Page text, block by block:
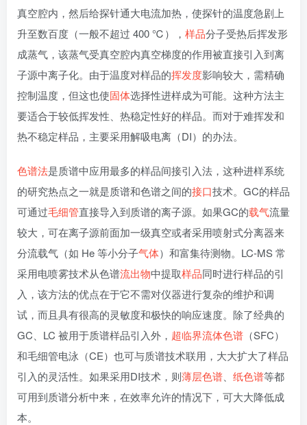
真空腔内，然后给探针通大电流加热，使探针的温度急剧上
升至数百度（一般不超过 400 ℃）， 样品分子受热后挥发形
成蒸气，该蒸气受真空腔内真空梯度的作用被直接引入到离
子源中离子化。由于温度对样品的挥发度影响较大，需精确
控制温度，但这也使固体选择性进样成为可能。这种方法主
要适合于较低挥发性、热稳定性好的样品。而对于难挥发和
热不稳定样品，主要采用解吸电离（DI）的办法。
色谱法是质谱中应用最多的样品间接引入法，这种进样系统
的研究热点之一就是质谱和色谱之间的接口技术。GC的样品
可通过毛细管直接导入到质谱的离子源。如果GC的载气流量
较大，可在离子源前面加一级真空或者采用喷射式分离器来
分流载气（如 He 等小分子气体）和富集待测物。LC-MS 常
采用电喷雾技术从色谱流出物中提取样品同时进行样品的引
入，该方法的优点在于它不需对仪器进行复杂的维护和调
试，而且具有很高的灵敏度和极快的响应速度。除了经典的
GC、LC 被用于质谱样品引入外， 超临界流体色谱 （SFC）
和毛细管电泳（CE）也可与质谱技术联用，大大扩大了样品
引入的灵活性。如果采用DI技术，则薄层色谱 纸色谱等都
可用到质谱分析中来，在效率允许的情况下，可大大降低成
本。